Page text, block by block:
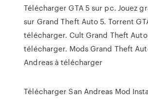
Télécharger GTA 5 sur pc. Jouez
sur Grand Theft Auto 5. Torrent
télécharger. Cult Grand Theft Auto
télécharger. Mods Grand Theft
Andreas à télécharger
Télécharger San Andreas Mod